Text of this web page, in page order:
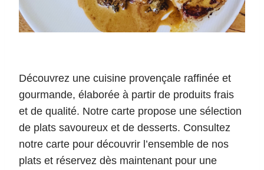
Découvrez une cuisine provençale raffinée et
gourmande, élaborée à partir de produits frais
et de qualité. Notre carte propose une sélection
de plats savoureux et de desserts. Consultez
notre carte pour découvrir l’ensemble de nos
plats et réservez dès maintenant pour une